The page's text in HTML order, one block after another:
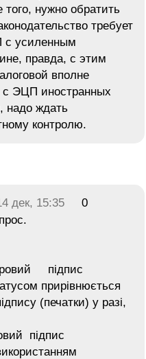
нужно обратить
требует
усиленным
правда, с этим
вполне
с ЭЦП иностранных
надо ждать
контролю.
дек, 15:35
0
підпис
прирівнюється
(печатки) у разі,
підпис